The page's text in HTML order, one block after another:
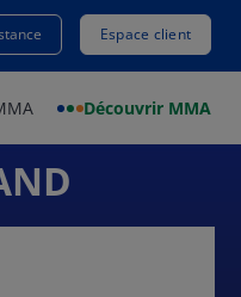
Espace client
Découvrir MMA